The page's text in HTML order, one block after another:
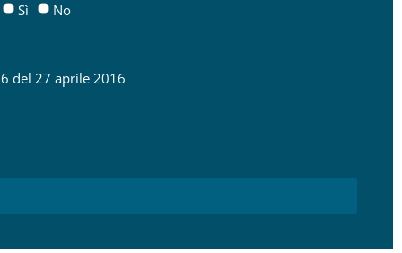
Sì No
del 27 aprile 2016